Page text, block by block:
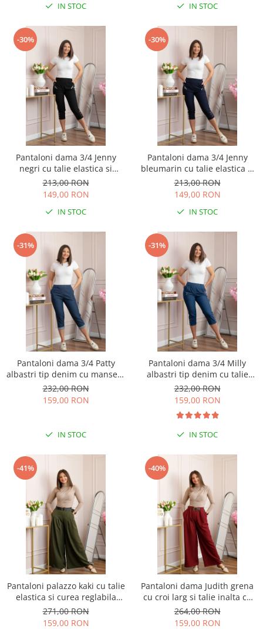
IN STOC IN STOC
-30%
Pantaloni dama 3/4 Jenny
negri cu talie elastica si
fermoare decorative
213,00 RON
149,00 RON
IN STOC
-30%
Pantaloni dama 3/4 Jenny
bleumarin cu talie elastica si
fermoare decorative
213,00 RON
149,00 RON
IN STOC
-31%
Pantaloni dama 3/4 Patty
albastri tip denim cu manseta
reglabila si talie elastica
232,00 RON
159,00 RON
IN STOC
-31%
Pantaloni dama 3/4 Milly
albastri tip denim cu talie
elastica si buzunare
232,00 RON
159,00 RON
IN STOC
-41%
Pantaloni palazzo kaki cu talie
elastica si curea reglabila
Savannah
271,00 RON
159,00 RON
-40%
Pantaloni dama Judith grena
cu croi larg si talie inalta cu
curea
264,00 RON
159,00 RON